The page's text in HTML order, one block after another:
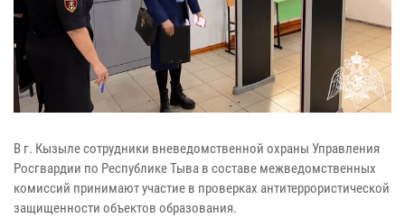
В г. Кызыле сотрудники вневедомственной охраны Управления
Росгвардии по Республике Тыва в составе межведомственных
комиссий принимают участие в проверках антитеррористической
защищенности объектов образования.